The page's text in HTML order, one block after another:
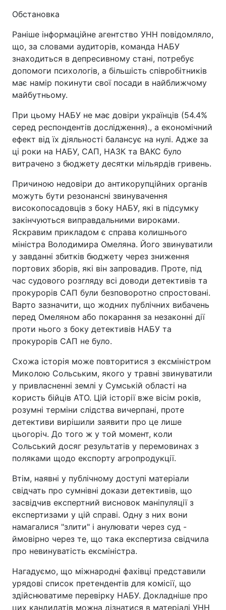
Обстановка
Раніше інформаційне агентство УНН повідомляло,
що, за словами аудиторів, команда НАБУ
знаходиться в депресивному стані, потребує
допомоги психологів, а більшість співробітників
має намір покинути свої посади в найближчому
майбутньому.
При цьому НАБУ не має довіри українців (54.4%
серед респондентів дослідження)., а економічний
ефект від їх діяльності балансує на нулі. Адже за
ці роки на НАБУ, САП, НАЗК та ВАКС було
витрачено з бюджету десятки мільярдів гривень.
Причиною недовіри до антикорупційних органів
можуть бути резонансні звинувачення
високопосадовців з боку НАБУ, які в підсумку
закінчуються виправдальними вироками.
Яскравим прикладом є справа колишнього
міністра Володимира Омеляна. Його звинуватили
у завданні збитків бюджету через зниження
портових зборів, які він запровадив. Проте, під
час судового розгляду всі доводи детективів та
прокурорів САП були безповоротно спростовані.
Варто зазначити, що жодних публічних вибачень
перед Омеляном або покарання за незаконні дії
проти нього з боку детективів НАБУ та
прокурорів САП не було.
Схожа історія може повторитися з ексміністром
Миколою Сольським, якого у травні звинуватили
у привласненні землі у Сумській області на
користь бійців АТО. Цій історії вже вісім років,
розумні терміни слідства вичерпані, проте
детективи вирішили заявити про це лише
цьогоріч. До того ж у той момент, коли
Сольський досяг результатів у перемовинах з
поляками щодо експорту агропродукції.
Втім, наявні у публічному доступі матеріали
свідчать про сумнівні докази детективів, що
засвідчив експертний висновок маніпуляції з
експертизами у цій справі. Одну з них вони
намагалися "злити" і анулювати через суд -
ймовірно через те, що така експертиза свідчила
про невинуватість ексміністра.
Нагадуємо, що міжнародні фахівці представили
урядові список претендентів для комісії, що
здійснюватиме перевірку НАБУ. Докладніше про
цих кандидатів можна дізнатися в матеріалі УНН